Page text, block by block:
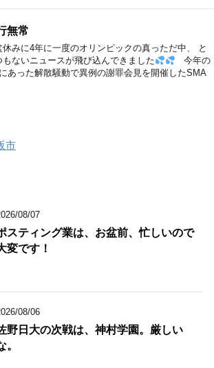
無常
休みに4年に一度のオリンピックの真っただ中、 と
もないニュースが飛び込んできました
今年の
あった解散騒動で異例の謝罪会見を開催したSMA
市
08/07
スティング業は、お盆前、忙しいので
変です！
08/06
野日大の次戦は、神村学園。厳しい
。